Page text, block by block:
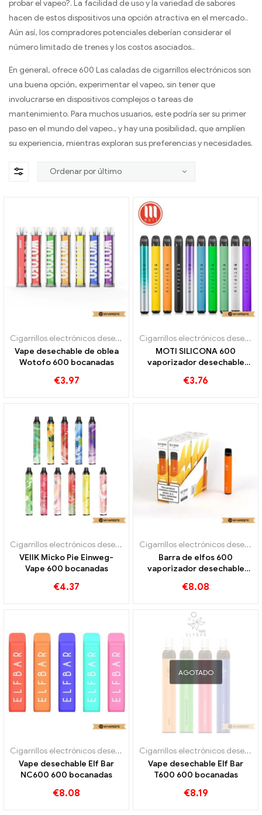
probar el vapeo?. La facilidad de uso y la variedad de sabores
hacen de estos dispositivos una opción atractiva en el mercado..
Aún así, los compradores potenciales deberían considerar el
número limitado de trenes y los costos asociados..
En general, ofrece 600 Las caladas de cigarrillos electrónicos son
una buena opción, experimentar el vapeo, sin tener que
involucrarse en dispositivos complejos o tareas de
mantenimiento. Para muchos usuarios, este podría ser su primer
paso en el mundo del vapeo., y hay una posibilidad, que amplíen
su experiencia, mientras exploran sus preferencias y necesidades.
Cigarrillos electrónicos desechables
Vape desechable de oblea
Wotofo 600 bocanadas
€3.97
Cigarrillos electrónicos desechables
MOTI SILICONA 600
vaporizador desechable
€3.76
Cigarrillos electrónicos desechables
VEIIK Micko Pie Einweg-
Vape 600 bocanadas
€4.37
Cigarrillos electrónicos desechables
Barra de elfos 600
vaporizador desechable
€8.08
Cigarrillos electrónicos desechables
Vape desechable Elf Bar
NC600 600 bocanadas
€8.08
AGOTADO
Cigarrillos electrónicos desechables
Vape desechable Elf Bar
T600 600 bocanadas
€8.19